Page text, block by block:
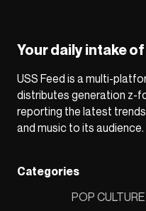
Your daily intake
USS Feed is a multi-
distributes generation z-
reporting the latest
and music to its audience.
Categories
POP CULTURE